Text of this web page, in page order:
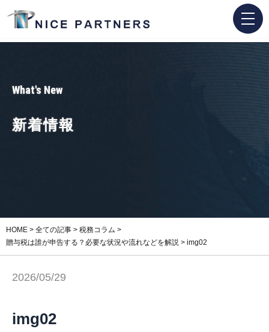
What's New
新着情報
HOME > 全ての記事 > 税務コラム >
贈与税は誰が申告する？必要な状況や流れなどを解説 > img02
2026/05/29
img02